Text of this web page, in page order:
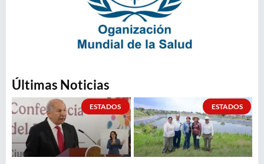
Últimas Noticias
ESTADOS ESTADOS